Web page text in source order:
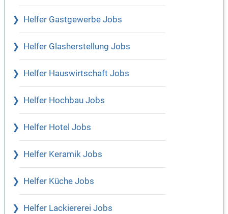
Helfer Gastgewerbe Jobs
Helfer Glasherstellung Jobs
Helfer Hauswirtschaft Jobs
Helfer Hochbau Jobs
Helfer Hotel Jobs
Helfer Keramik Jobs
Helfer Küche Jobs
Helfer Lackiererei Jobs